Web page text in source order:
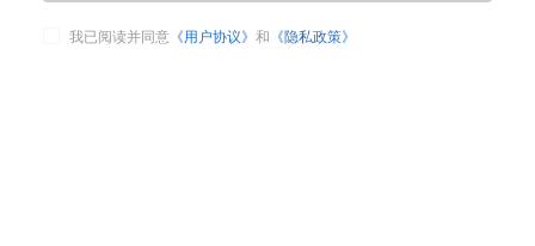
我已阅读并同意 《用户协议》 和 《隐私政策》